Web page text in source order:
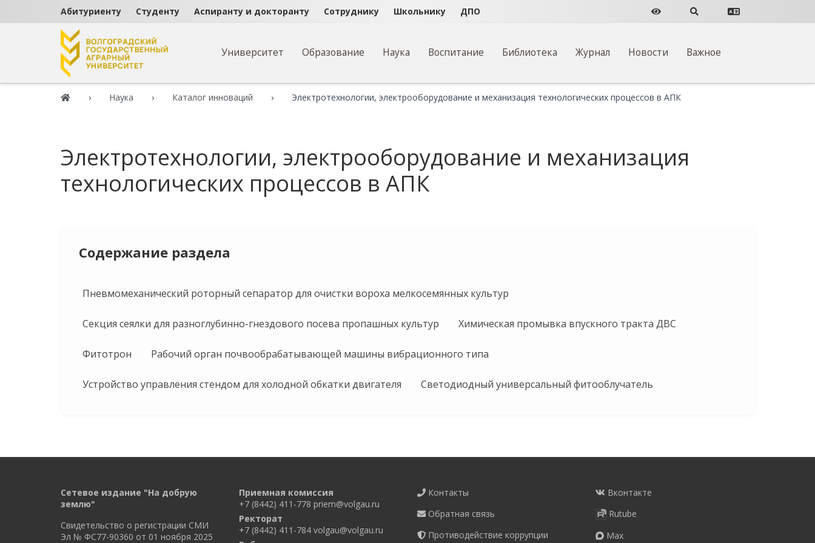
Абитуриенту Студенту Аспиранту и докторанту Сотруднику Школьнику ДПО Версия для слабовидящих
Поиск по сайту
Перевести сайт
Университет Образование Наука Воспитание Библиотека Журнал Новости Важное
Наука Каталог инноваций Электротехнологии, электрооборудование и механизация технологических процессов в АПК
Электротехнологии, электрооборудование и механизация
технологических процессов в АПК
Содержание раздела
Пневмомеханический роторный сепаратор для очистки вороха мелкосемянных культур
Секция сеялки для разноглубинно-гнездового посева пропашных культур Химическая промывка впускного тракта ДВС
Фитотрон Рабочий орган почвообрабатывающей машины вибрационного типа
Устройство управления стендом для холодной обкатки двигателя Светодиодный универсальный фитооблучатель
Сетевое издание "На добрую
землю"
Свидетельство о регистрации СМИ
Эл № ФС77-90360 от 01 ноября 2025
Приемная комиссия
+7 (8442) 411-778 priem@volgau.ru
Ректорат
+7 (8442) 411-784 volgau@volgau.ru
Контакты
Обратная связь
Противодействие коррупции
Вконтакте
Rutube
Max